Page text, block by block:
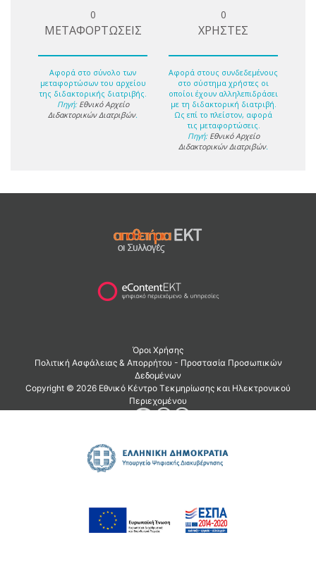
0
ΜΕΤΑΦΟΡΤΩΣΕΙΣ
Αφορά στο σύνολο των
μεταφορτώσων του αρχείου
της διδακτορικής διατριβής.
Πηγή: Εθνικό Αρχείο
Διδακτορικών Διατριβών.
0
ΧΡΗΣΤΕΣ
Αφορά στους συνδεδεμένους
στο σύστημα χρήστες οι
οποίοι έχουν αλληλεπιδράσει
με τη διδακτορική διατριβή.
Ως επί το πλείστον, αφορά
τις μεταφορτώσεις.
Πηγή: Εθνικό Αρχείο
Διδακτορικών Διατριβών.